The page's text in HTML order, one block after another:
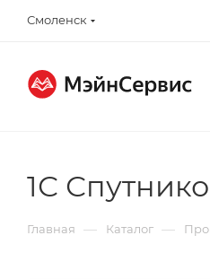
Смоленск
1С
Главная — Каталог —